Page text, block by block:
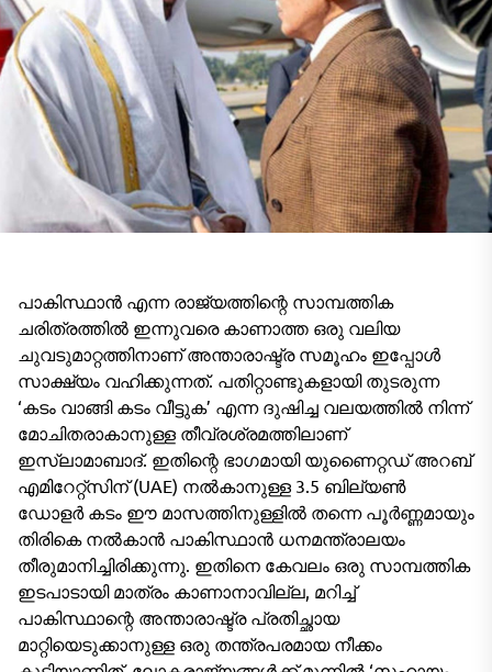
പാകിസ്ഥാൻ എന്ന രാജ്യത്തിന്റെ സാമ്പത്തിക
ചരിത്രത്തിൽ ഇന്നുവരെ കാണാത്ത ഒരു വലിയ
ചുവടുമാറ്റത്തിനാണ് അന്താരാഷ്ട്ര സമൂഹം ഇപ്പോൾ
സാക്ഷ്യം വഹിക്കുന്നത്. പതിറ്റാണ്ടുകളായി തുടരുന്ന
‘കടം വാങ്ങി കടം വീട്ടുക’ എന്ന ദുഷിച്ച വലയത്തിൽ നിന്ന്
മോചിതരാകാനുള്ള തീവ്രശ്രമത്തിലാണ്
ഇസ്ലാമാബാദ്. ഇതിന്റെ ഭാഗമായി യുണൈറ്റഡ് അറബ്
എമിറേറ്റ്സിന് (UAE) നൽകാനുള്ള 3.5 ബില്യൺ
ഡോളർ കടം ഈ മാസത്തിനുള്ളിൽ തന്നെ പൂർണ്ണമായും
തിരികെ നൽകാൻ പാകിസ്ഥാൻ ധനമന്ത്രാലയം
തീരുമാനിച്ചിരിക്കുന്നു. ഇതിനെ കേവലം ഒരു സാമ്പത്തിക
ഇടപാടായി മാത്രം കാണാനാവില്ല, മറിച്ച്
പാകിസ്ഥാന്റെ അന്താരാഷ്ട്ര പ്രതിച്ഛായ
മാറ്റിയെടുക്കാനുള്ള ഒരു തന്ത്രപരമായ നീക്കം